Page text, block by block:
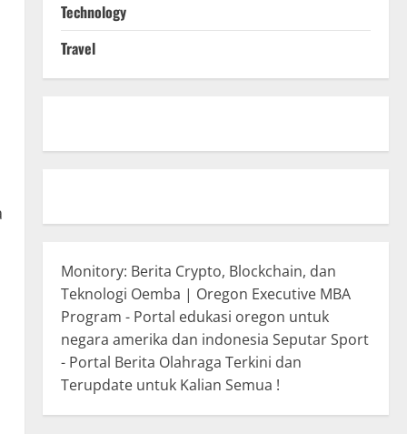
Technology
Travel
Monitory: Berita Crypto, Blockchain, dan
Teknologi Oemba | Oregon Executive MBA
Program - Portal edukasi oregon untuk
negara amerika dan indonesia Seputar Sport
- Portal Berita Olahraga Terkini dan
Terupdate untuk Kalian Semua !